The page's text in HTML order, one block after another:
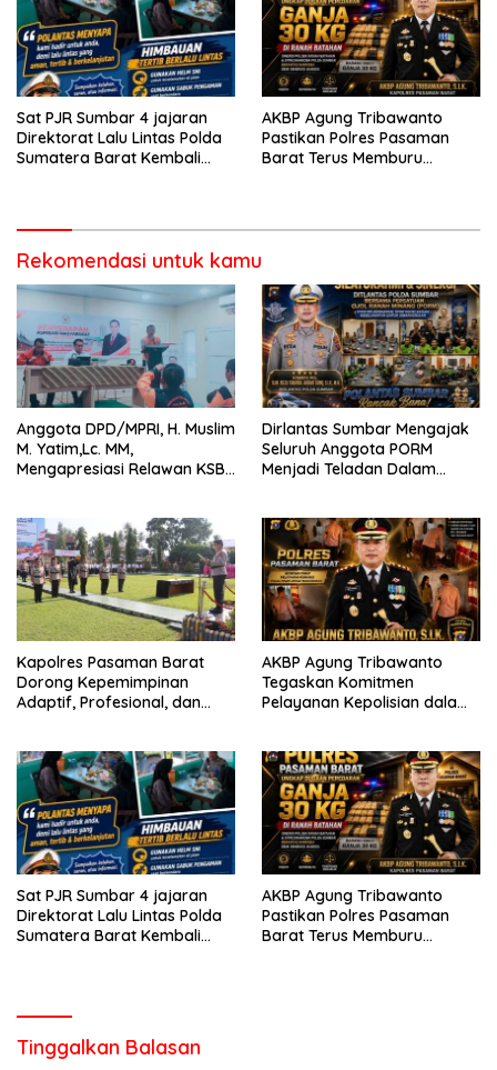
Sat PJR Sumbar 4 jajaran
Direktorat Lalu Lintas Polda
Sumatera Barat Kembali
AKBP Agung Tribawanto
Pastikan Polres Pasaman
Barat Terus Memburu
Rekomendasi untuk kamu
Anggota DPD/MPRI, H. Muslim
M. Yatim,Lc. MM,
Mengapresiasi Relawan KSB
Bencana
Dirlantas Sumbar Mengajak
Seluruh Anggota PORM
Menjadi Teladan Dalam
Perlengkapan Keselamatan
Berkendara
Kapolres Pasaman Barat
Dorong Kepemimpinan
Adaptif, Profesional, dan
AKBP Agung Tribawanto
Tegaskan Komitmen
Pelayanan Kepolisian dalam
Pasaman
Sat PJR Sumbar 4 jajaran
Direktorat Lalu Lintas Polda
Sumatera Barat Kembali
AKBP Agung Tribawanto
Pastikan Polres Pasaman
Barat Terus Memburu
Tinggalkan Balasan